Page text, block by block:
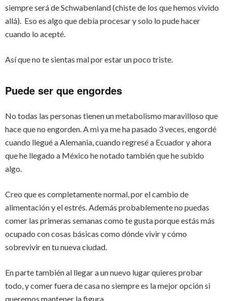
siempre será de Schwabenland (chiste de los que hemos vivido
allá). Eso es algo que debía procesar y solo lo pude hacer
cuando lo acepté.
Así que no te sientas mal por estar un poco triste.
Puede ser que engordes
No todas las personas tienen un metabolismo maravilloso que
hace que no engorden. A mi ya me ha pasado 3 veces, engordé
cuando llegué a Alemania, cuando regresé a Ecuador y ahora
que he llegado a México he notado también que he subido
algo.
Creo que es completamente normal, por el cambio de
alimentación y el estrés. Además probablemente no puedas
comer las primeras semanas como te gusta porque estás más
ocupado con cosas básicas como dónde vivir y cómo
sobrevivir en tu nueva ciudad.
En parte también al llegar a un nuevo lugar quieres probar
todo, y comer fuera de casa no siempre es la mejor opción si
queremos mantener la figura.